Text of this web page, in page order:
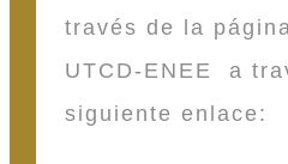
través de la
UTCD-ENEE a
siguiente enlace: